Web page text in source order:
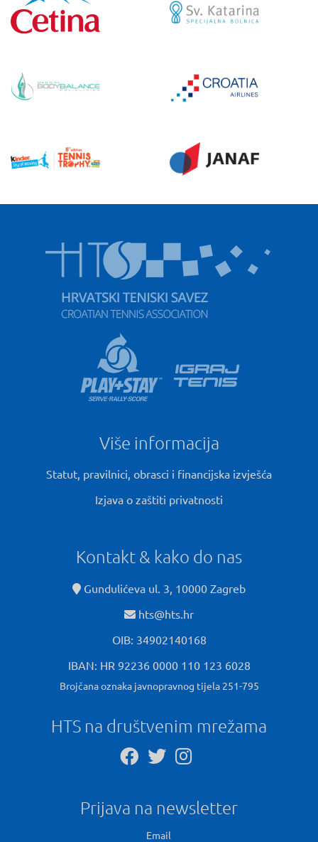
Više informacija
Statut, pravilnici, obrasci i financijska izvješća
Izjava o zaštiti privatnosti
Kontakt & kako do nas
Gundulićeva ul. 3, 10000 Zagreb
hts@hts.hr
OIB: 34902140168
IBAN: HR 92236 0000 110 123 6028
Brojčana oznaka javnopravnog tijela 251-795
HTS na društvenim mrežama
Prijava na newsletter
Email